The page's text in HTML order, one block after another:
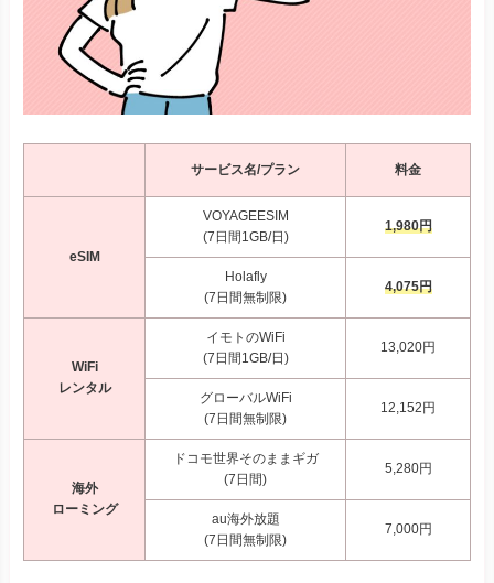
サービス名/プラン 料金
eSIM
VOYAGEESIM
(7日間1GB/日)
1,980円
Holafly
(7日間無制限)
4,075円
WiFi
レンタル
イモトのWiFi
(7日間1GB/日)
13,020円
グローバルWiFi
(7日間無制限)
12,152円
海外
ローミング
ドコモ世界そのままギガ
(7日間)
5,280円
au海外放題
(7日間無制限)
7,000円